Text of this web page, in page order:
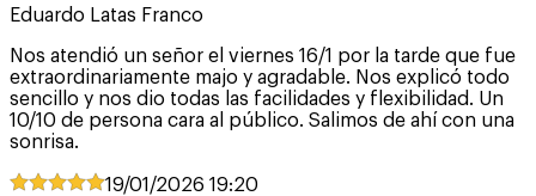
Eduardo Latas Franco
Nos atendió un señor el viernes 16/1 por la tarde que fue
extraordinariamente majo y agradable. Nos explicó todo
sencillo y nos dio todas las facilidades y flexibilidad. Un
10/10 de persona cara al público. Salimos de ahí con una
sonrisa.
19/01/2026 19:20